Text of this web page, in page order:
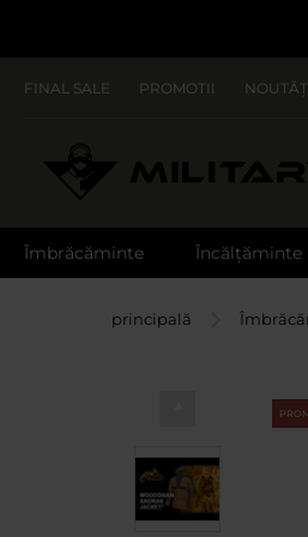
FINAL SALE PROMOTII
Îmbrăcăminte Încălțăminte
Pagina principală